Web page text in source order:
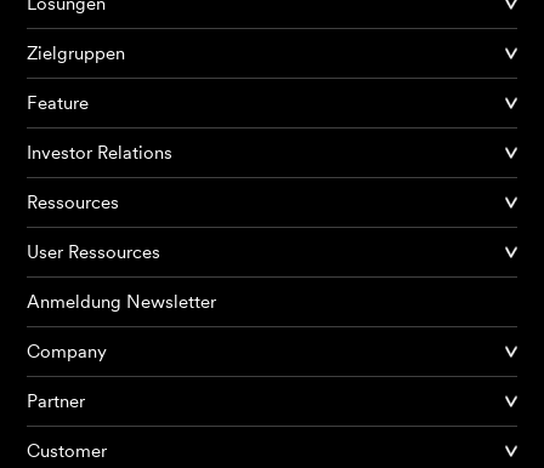
Produkte
Zielgruppen
Feature
Investor Relations
Ressources
User Ressources
Anmeldung Newsletter
Company
Partner
Customer